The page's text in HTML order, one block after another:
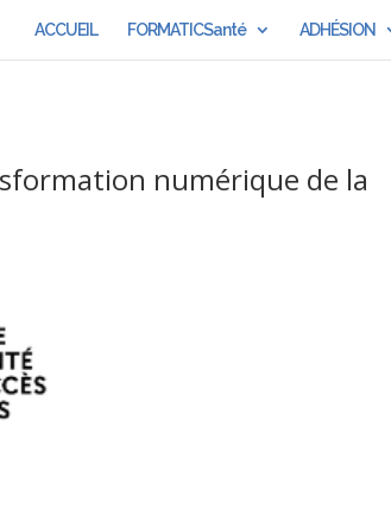
ACCUEIL FORMATICSanté ADHÉSION
numérique de la